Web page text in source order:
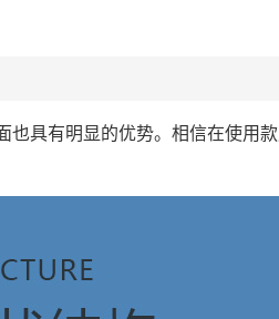
具有明显的优势。相信在使用